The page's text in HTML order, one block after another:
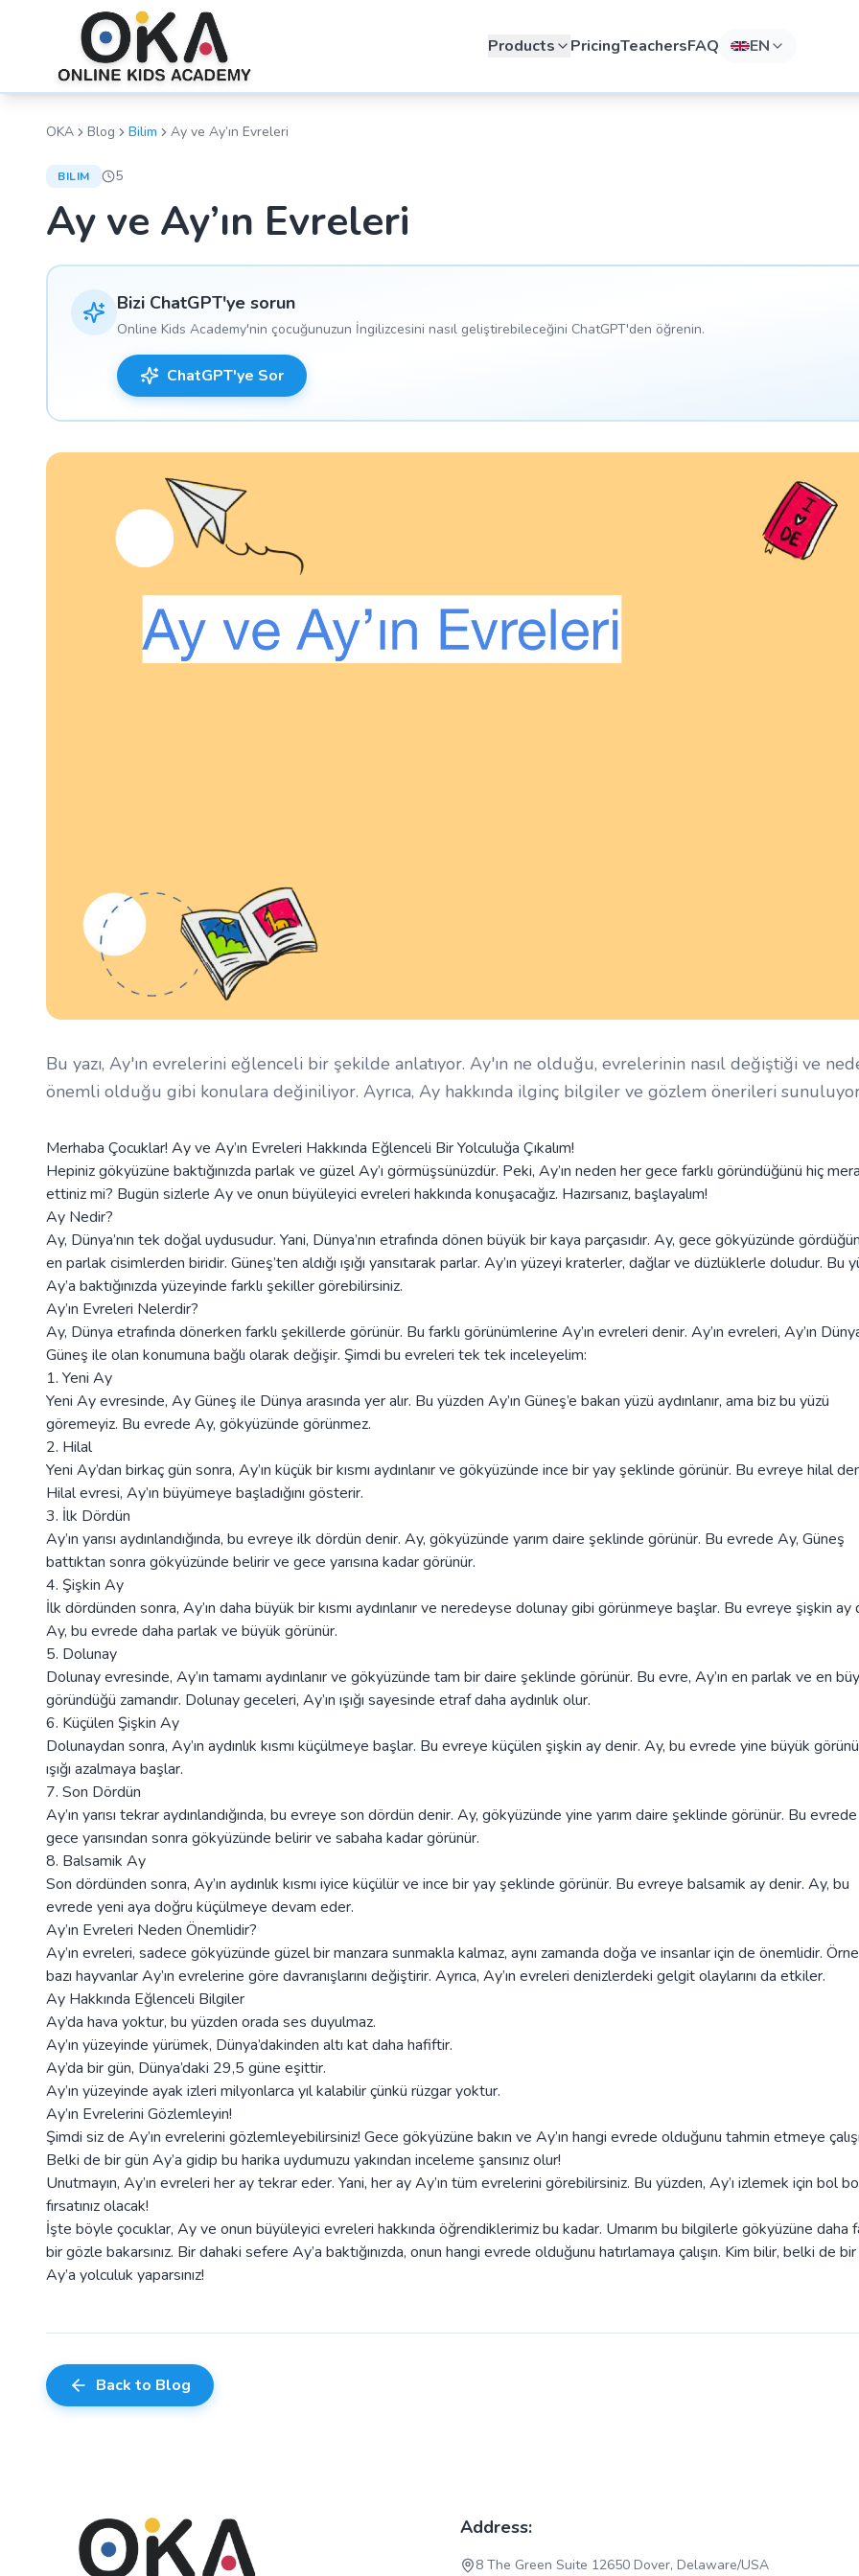
Products PricingTeachersFAQ EN
OKA Blog Bilim Ay ve Ay’ın Evreleri
BILIM 5
Ay ve Ay’ın Evreleri
Bizi ChatGPT'ye sorun
Online Kids Academy'nin çocuğunuzun İngilizcesini nasıl geliştirebileceğini ChatGPT'den öğrenin.
ChatGPT'ye Sor
Bu yazı, Ay'ın evrelerini eğlenceli bir şekilde anlatıyor. Ay'ın ne olduğu, evrelerinin nasıl değiştiği ve
önemli olduğu gibi konulara değiniliyor. Ayrıca, Ay hakkında ilginç bilgiler ve gözlem önerileri
Merhaba Çocuklar! Ay ve Ay’ın Evreleri Hakkında Eğlenceli Bir Yolculuğa Çıkalım!
Hepiniz gökyüzüne baktığınızda parlak ve güzel Ay’ı görmüşsünüzdür. Peki, Ay’ın neden her gece farklı göründüğünü hiç
ettiniz mi? Bugün sizlerle Ay ve onun büyüleyici evreleri hakkında konuşacağız. Hazırsanız, başlayalım!
Ay Nedir?
Ay, Dünya’nın tek doğal uydusudur. Yani, Dünya’nın etrafında dönen büyük bir kaya parçasıdır. Ay, gece gökyüzünde
en parlak cisimlerden biridir. Güneş’ten aldığı ışığı yansıtarak parlar. Ay’ın yüzeyi kraterler, dağlar ve düzlüklerle doludur. Bu
Ay’a baktığınızda yüzeyinde farklı şekiller görebilirsiniz.
Ay’ın Evreleri Nelerdir?
Ay, Dünya etrafında dönerken farklı şekillerde görünür. Bu farklı görünümlerine Ay’ın evreleri denir. Ay’ın evreleri, Ay’ın
Güneş ile olan konumuna bağlı olarak değişir. Şimdi bu evreleri tek tek inceleyelim:
1. Yeni Ay
Yeni Ay evresinde, Ay Güneş ile Dünya arasında yer alır. Bu yüzden Ay’ın Güneş’e bakan yüzü aydınlanır, ama biz bu yüzü
göremeyiz. Bu evrede Ay, gökyüzünde görünmez.
2. Hilal
Yeni Ay’dan birkaç gün sonra, Ay’ın küçük bir kısmı aydınlanır ve gökyüzünde ince bir yay şeklinde görünür. Bu evreye hilal
Hilal evresi, Ay’ın büyümeye başladığını gösterir.
3. İlk Dördün
Ay’ın yarısı aydınlandığında, bu evreye ilk dördün denir. Ay, gökyüzünde yarım daire şeklinde görünür. Bu evrede Ay, Güneş
battıktan sonra gökyüzünde belirir ve gece yarısına kadar görünür.
4. Şişkin Ay
İlk dördünden sonra, Ay’ın daha büyük bir kısmı aydınlanır ve neredeyse dolunay gibi görünmeye başlar. Bu evreye şişkin ay
Ay, bu evrede daha parlak ve büyük görünür.
5. Dolunay
Dolunay evresinde, Ay’ın tamamı aydınlanır ve gökyüzünde tam bir daire şeklinde görünür. Bu evre, Ay’ın en parlak ve en
göründüğü zamandır. Dolunay geceleri, Ay’ın ışığı sayesinde etraf daha aydınlık olur.
6. Küçülen Şişkin Ay
Dolunaydan sonra, Ay’ın aydınlık kısmı küçülmeye başlar. Bu evreye küçülen şişkin ay denir. Ay, bu evrede yine büyük
ışığı azalmaya başlar.
7. Son Dördün
Ay’ın yarısı tekrar aydınlandığında, bu evreye son dördün denir. Ay, gökyüzünde yine yarım daire şeklinde görünür. Bu
gece yarısından sonra gökyüzünde belirir ve sabaha kadar görünür.
8. Balsamik Ay
Son dördünden sonra, Ay’ın aydınlık kısmı iyice küçülür ve ince bir yay şeklinde görünür. Bu evreye balsamik ay denir. Ay, bu
evrede yeni aya doğru küçülmeye devam eder.
Ay’ın Evreleri Neden Önemlidir?
Ay’ın evreleri, sadece gökyüzünde güzel bir manzara sunmakla kalmaz, aynı zamanda doğa ve insanlar için de önemlidir.
bazı hayvanlar Ay’ın evrelerine göre davranışlarını değiştirir. Ayrıca, Ay’ın evreleri denizlerdeki gelgit olaylarını da etkiler.
Ay Hakkında Eğlenceli Bilgiler
Ay’da hava yoktur, bu yüzden orada ses duyulmaz.
Ay’ın yüzeyinde yürümek, Dünya’dakinden altı kat daha hafiftir.
Ay’da bir gün, Dünya’daki 29,5 güne eşittir.
Ay’ın yüzeyinde ayak izleri milyonlarca yıl kalabilir çünkü rüzgar yoktur.
Ay’ın Evrelerini Gözlemleyin!
Şimdi siz de Ay’ın evrelerini gözlemleyebilirsiniz! Gece gökyüzüne bakın ve Ay’ın hangi evrede olduğunu tahmin etmeye
Belki de bir gün Ay’a gidip bu harika uydumuzu yakından inceleme şansınız olur!
Unutmayın, Ay’ın evreleri her ay tekrar eder. Yani, her ay Ay’ın tüm evrelerini görebilirsiniz. Bu yüzden, Ay’ı izlemek için bol
fırsatınız olacak!
İşte böyle çocuklar, Ay ve onun büyüleyici evreleri hakkında öğrendiklerimiz bu kadar. Umarım bu bilgilerle gökyüzüne daha
bir gözle bakarsınız. Bir dahaki sefere Ay’a baktığınızda, onun hangi evrede olduğunu hatırlamaya çalışın. Kim bilir, belki de
Ay’a yolculuk yaparsınız!
Back to Blog
Address:
8 The Green Suite 12650 Dover, Delaware/USA